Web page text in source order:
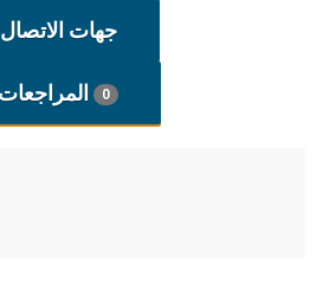
جهات الاتصال
0